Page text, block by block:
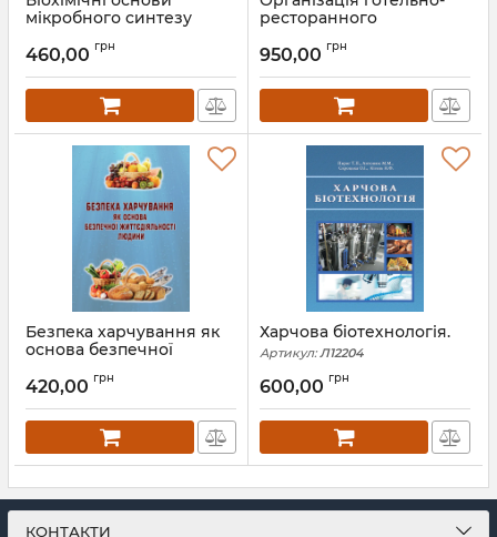
мікробного синтезу
460,00 грн
ресторанного
Артикул: Л12458
950,00 грн
Безпека харчування як
основа безпечної
Артикул: Л12378
420,00 грн
Харчова біотехнологія.
Артикул: Л12204
600,00 грн
КОНТАКТИ